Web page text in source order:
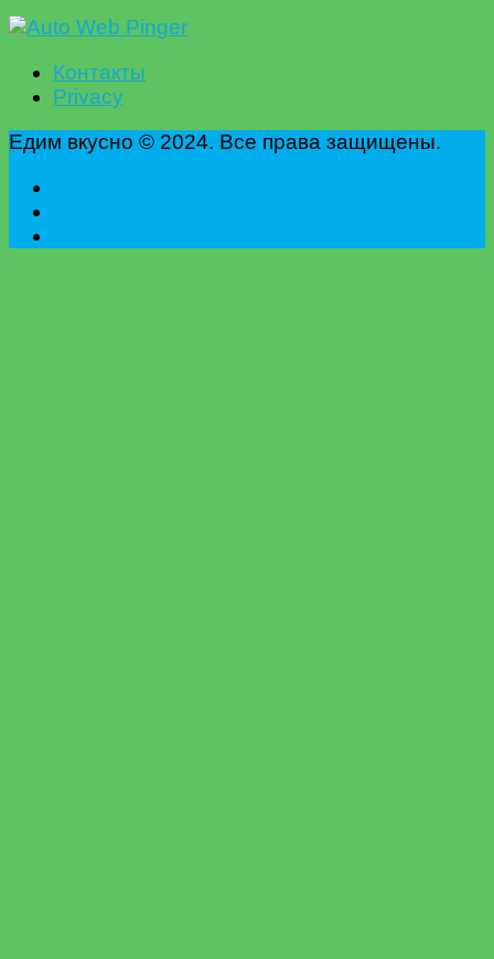
Контакты
Privacy
Едим вкусно © 2024. Все права защищены.